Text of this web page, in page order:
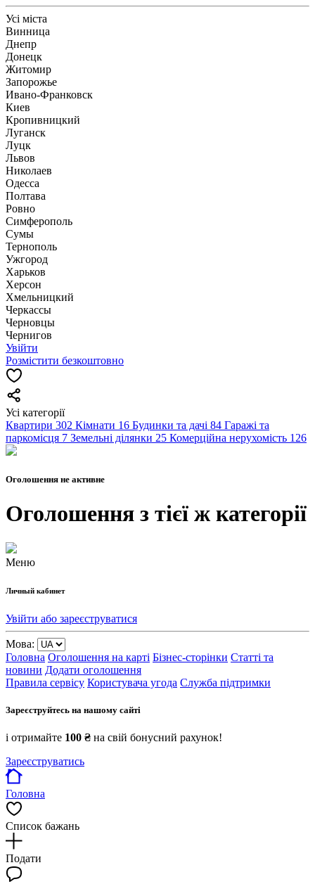
Усі міста
Винница
Днепр
Донецк
Житомир
Запорожье
Ивано-Франковск
Киев
Кропивницкий
Луганск
Луцк
Львов
Николаев
Одесса
Полтава
Ровно
Симферополь
Сумы
Тернополь
Ужгород
Харьков
Херсон
Хмельницкий
Черкассы
Чернoвцы
Чернигов
Увійти
Розмістити безкоштовно
Усі категорії
Квартири 302 Кімнати 16 Будинки та дачі 84 Гаражі та
паркомісця 7 Земельні ділянки 25 Комерційна нерухомість 126
Оголошення не активне
Оголошення з тієї ж категорії
Меню
Личный кабинет
Увійти або зареєструватися
Мова:
Головна Оголошення на карті Бізнес-сторінки Статті та
новини Додати оголошення
Правила сервісу Користувача угода Служба підтримки
Зареєструйтесь на нашому сайті
і отримайте 100 ₴ на свій бонусний рахунок!
Зареєструватись
Головна
Список бажань
Подати